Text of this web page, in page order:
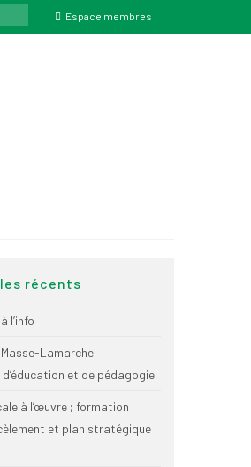
Espace membres
récents
l’info
Lamarche –
et de pédagogie
à l’œuvre ; formation
et plan stratégique